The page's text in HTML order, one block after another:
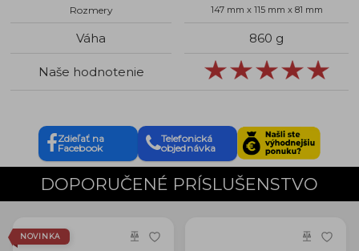
Rozmery 147 mm x 115 mm x 81 mm
Váha 860 g
Naše hodnotenie
Zdieľať na
Facebook
Telefonická
objednávka
DOPORUČENÉ PRÍSLUŠENSTVO
NOVINKA